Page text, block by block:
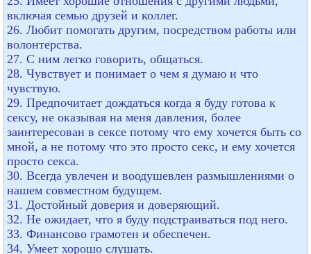
включая семью друзей и коллег.
26. Любит помогать другим, посредством работы или
волонтерства.
27. С ним легко говорить, общаться.
28. Чувствует и понимает о чем я думаю и что
чувствую.
29. Предпочитает дождаться когда я буду готова к
сексу, не оказывая на меня давления, более
заинтересован в сексе потому что ему хочется быть со
мной, а не потому что это просто секс, и ему хочется
просто секса.
30. Всегда увлечен и воодушевлен размышлениями о
нашем совместном будущем.
31. Достойный доверия и доверяющий.
32. Не ожидает, что я буду подстраиваться под него.
33. Финансово грамотен и обеспечен.
34. Умеет хорошо слушать.